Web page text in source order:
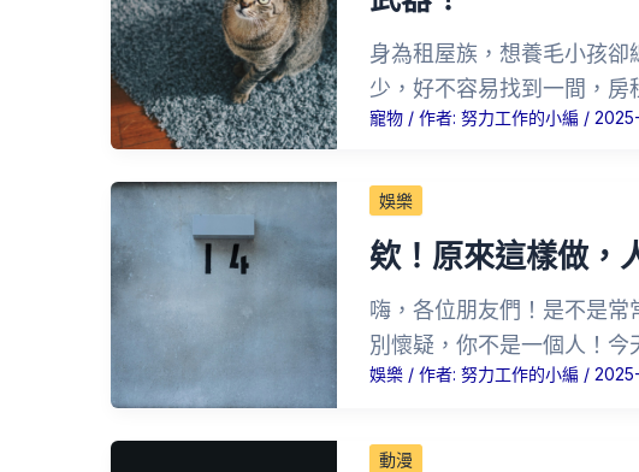
身為租屋族，想養毛小孩
少，好不容易找到一間，
寵物/ 作者: 努力工作的小編 /
娛樂
欸！原來這樣做，
嗨，各位朋友們！是不是常
別懷疑，你不是一個人！今
娛樂/ 作者: 努力工作的小編 /
動漫